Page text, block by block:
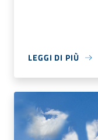
LEGGI DI PIÙ